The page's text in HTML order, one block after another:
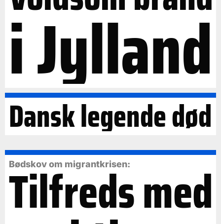
i Jylland
Dansk legende død
Bødskov om migrantkrisen:
Tilfreds med